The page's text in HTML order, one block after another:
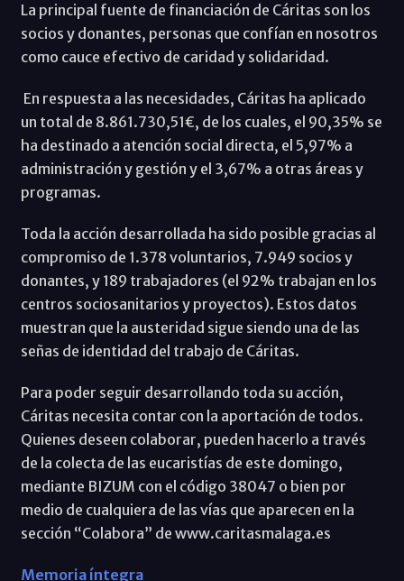
La principal fuente de financiación de Cáritas son los
socios y donantes, personas que confían en nosotros
como cauce efectivo de caridad y solidaridad.
En respuesta a las necesidades, Cáritas ha aplicado
un total de 8.861.730,51€, de los cuales, el 90,35% se
ha destinado a atención social directa, el 5,97% a
administración y gestión y el 3,67% a otras áreas y
programas.
Toda la acción desarrollada ha sido posible gracias al
compromiso de 1.378 voluntarios, 7.949 socios y
donantes, y 189 trabajadores (el 92% trabajan en los
centros sociosanitarios y proyectos). Estos datos
muestran que la austeridad sigue siendo una de las
señas de identidad del trabajo de Cáritas.
Para poder seguir desarrollando toda su acción,
Cáritas necesita contar con la aportación de todos.
Quienes deseen colaborar, pueden hacerlo a través
de la colecta de las eucaristías de este domingo,
mediante BIZUM con el código 38047 o bien por
medio de cualquiera de las vías que aparecen en la
sección “Colabora” de www.caritasmalaga.es
Memoria íntegra